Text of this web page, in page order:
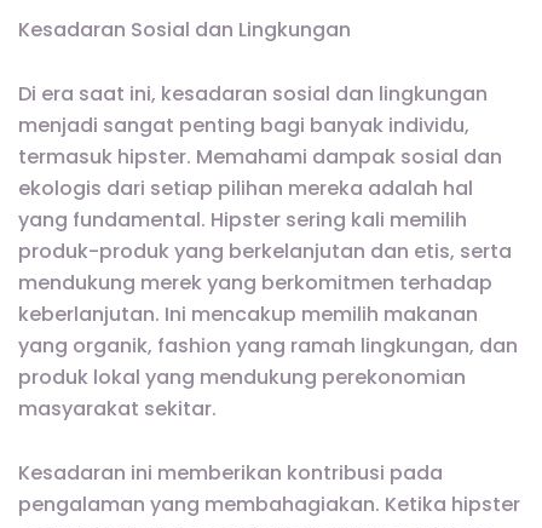
Kesadaran Sosial dan Lingkungan
Di era saat ini, kesadaran sosial dan lingkungan
menjadi sangat penting bagi banyak individu,
termasuk hipster. Memahami dampak sosial dan
ekologis dari setiap pilihan mereka adalah hal
yang fundamental. Hipster sering kali memilih
produk-produk yang berkelanjutan dan etis, serta
mendukung merek yang berkomitmen terhadap
keberlanjutan. Ini mencakup memilih makanan
yang organik, fashion yang ramah lingkungan, dan
produk lokal yang mendukung perekonomian
masyarakat sekitar.
Kesadaran ini memberikan kontribusi pada
pengalaman yang membahagiakan. Ketika hipster